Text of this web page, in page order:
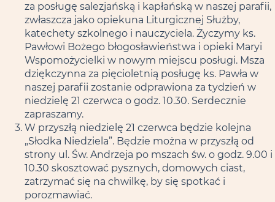
za posługę salezjańską i kapłańską w naszej parafii,
zwłaszcza jako opiekuna Liturgicznej Służby,
katechety szkolnego i nauczyciela. Życzymy ks.
Pawłowi Bożego błogosławieństwa i opieki Maryi
Wspomożycielki w nowym miejscu posługi. Msza
dziękczynna za pięcioletnią posługę ks. Pawła w
naszej parafii zostanie odprawiona za tydzień w
niedzielę 21 czerwca o godz. 10.30. Serdecznie
zapraszamy.
W przyszłą niedzielę 21 czerwca będzie kolejna
„Słodka Niedziela”. Będzie można w przyszłą od
strony ul. Św. Andrzeja po mszach św. o godz. 9.00 i
10.30 skosztować pysznych, domowych ciast,
zatrzymać się na chwilkę, by się spotkać i
porozmawiać.